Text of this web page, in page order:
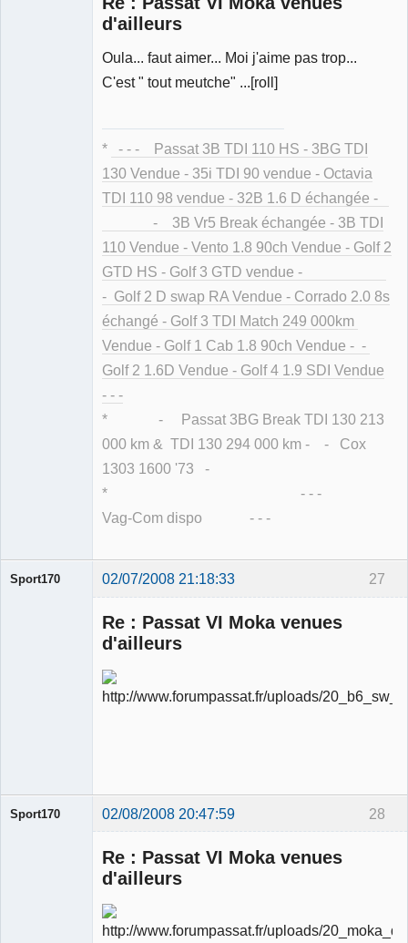
d'ailleurs
Oula... faut aimer... Moi j'aime pas trop...
C'est " tout meutche" ...[roll]
*
- - - Passat 3B TDI 110 HS - 3BG TDI
130 Vendue - 35i TDI 90 vendue - Octavia
TDI 110 98 vendue - 32B 1.6 D échangée -
- 3B Vr5 Break échangée - 3B TDI
110 Vendue - Vento 1.8 90ch Vendue - Golf 2
GTD HS - Golf 3 GTD vendue -
- Golf 2 D swap RA Vendue - Corrado 2.0 8s
échangé - Golf 3 TDI Match 249 000km
Vendue - Golf 1 Cab 1.8 90ch Vendue - -
Golf 2 1.6D Vendue - Golf 4 1.9 SDI Vendue
- - -
* - Passat 3BG Break TDI 130 213
000 km & TDI 130 294 000 km - - Cox
1303 1600 '73 -
* - - -
Vag-Com dispo - - -
27
Sport170 02/07/2008 21:18:33
Re : Passat VI Moka venues
d'ailleurs
28
Sport170 02/08/2008 20:47:59
Re : Passat VI Moka venues
d'ailleurs